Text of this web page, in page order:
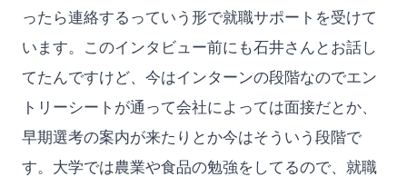
ったら連絡するっていう形で就職サポートを受けて
います。このインタビュー前にも石井さんとお話し
てたんですけど、今はインターンの段階なのでエン
トリーシートが通って会社によっては面接だとか、
早期選考の案内が来たりとか今はそういう段階で
す。大学では農業や食品の勉強をしてるので、就職